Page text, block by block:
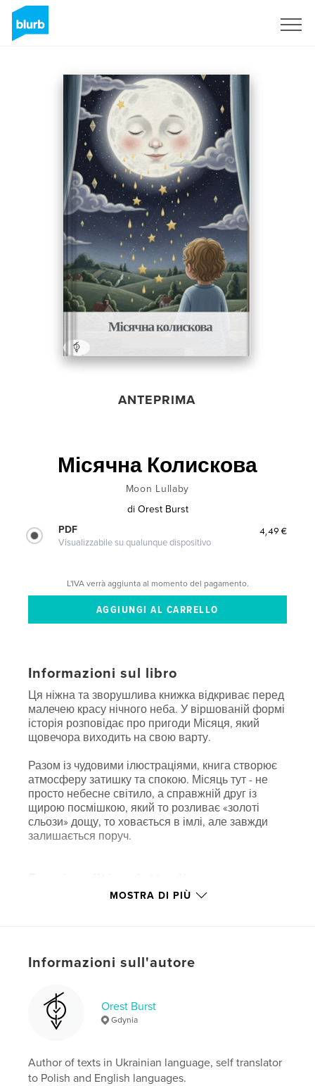
ANTEPRIMA
Місячна Колискова
Moon Lullaby
di Orest Burst
PDF
Visualizzabile su qualunque dispositivo
4,49 €
L'IVA verrà aggiunta al momento del pagamento.
Informazioni sul libro
Ця ніжна та зворушлива книжка відкриває перед
малечею красу нічного неба. У віршованій формі
історія розповідає про пригоди Місяця, який
щовечора виходить на свою варту.
Разом із чудовими ілюстраціями, книга створює
атмосферу затишку та спокою. Місяць тут - не
просто небесне світило, а справжній друг із
щирою посмішкою, який то розливає «золоті
сльози» дощу, то ховається в імлі, але завжди
залишається поруч.
Categoria principale: Poesia
Data di pubblicazione:dic 01, 2025
Parole chiave
lullaby children book
MOSTRA DI PIÙ
Informazioni sull'autore
Orest Burst
Gdynia
Author of texts in Ukrainian language, self translator
to Polish and English languages.